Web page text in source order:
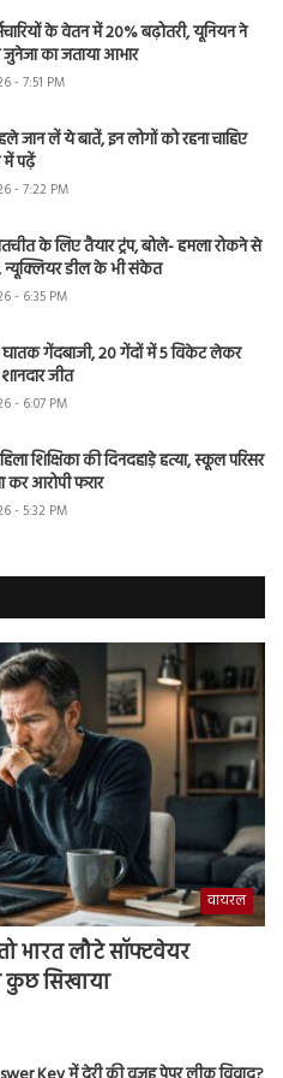
के वेतन में 20% बढ़ोतरी, यूनियन ने
का जताया आभार
- 7:51 PM
जान लें ये बातें, इन लोगों को रहना चाहिए
में पढ़ें
- 7:22 PM
के लिए तैयार ट्रंप, बोले- हमला रोकने से
न्यूक्लियर डील के भी संकेत
- 6:35 PM
घातक गेंदबाजी, 20 गेंदों में 5 विकेट लेकर
जीत
- 6:07 PM
शिक्षिका की दिनदहाड़े हत्या, स्कूल परिसर
आरोपी फरार
- 5:32 PM
वायरल
भारत लौटे सॉफ्टवेयर
कुछ सिखाया